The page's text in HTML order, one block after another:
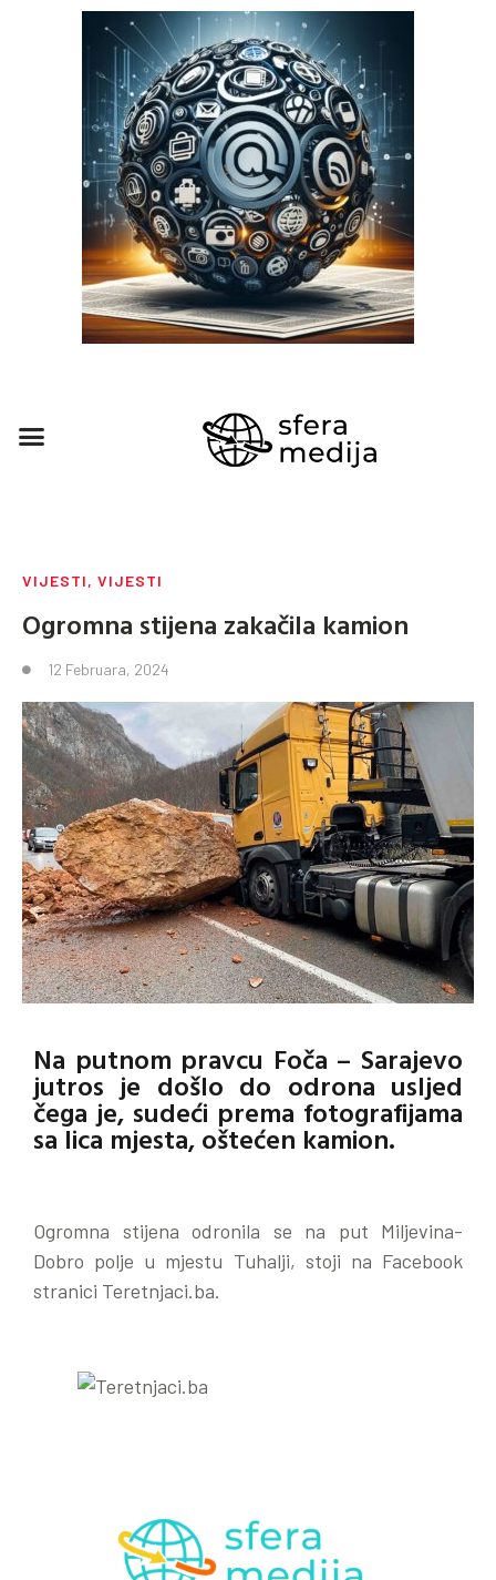
VIJESTI, VIJESTI
Ogromna stijena zakačila kamion
12 Februara, 2024
Na putnom pravcu Foča – Sarajevo
jutros je došlo do odrona usljed
čega je, sudeći prema fotografijama
sa lica mjesta, oštećen kamion.
Ogromna stijena odronila se na put Miljevina-
Dobro polje u mjestu Tuhalji, stoji na Facebook
stranici Teretnjaci.ba.